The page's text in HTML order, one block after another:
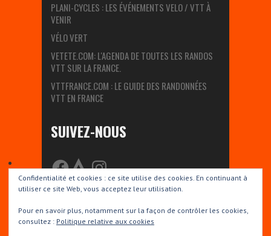
PLANI-CYCLES : LES ÉVÉNEMENTS VELO / VTT À
VENIR
VÉLO VERT
VETETE.COM: L'AGENDA DE TOUTES LES RANDOS
VTT SUR LA FRANCE.
VTTFRANCE.COM : LE GUIDE DES RANDONNÉES
VTT EN FRANCE
SUIVEZ-NOUS
FACEBOOKSTRAVAINSTAGRAM
Copyright © 2026 Fontenilles VTT. Proudly powered by WordPress
BoldR design byIceable Themes
Confidentialité et cookies : ce site utilise des cookies. En continuant à
utiliser ce site Web, vous acceptez leur utilisation.
Pour en savoir plus, notamment sur la façon de contrôler les cookies,
consultez : Politique relative aux cookies